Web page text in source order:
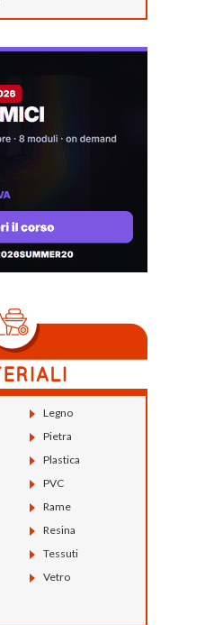
Legno
Pietra
Plastica
PVC
Rame
Resina
Tessuti
Vetro